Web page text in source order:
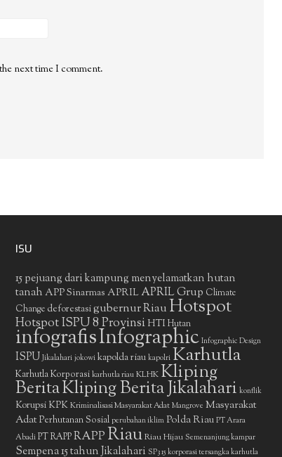
next time I comment.
ISU
15 pejuang dari kampung menyelamatkan hutan
tanah APP Sinarmas APRIL APRIL Grup Climate
Change deforestasigubernur RiauHotspot
Hotspot ISPU 8 ProvinsiHTIHutan
infografisInfographic Infographic Design
ISPU Jikalahari jokowi kapolda riau kapolri Karhutla
Karhutla Korporasi karhutla riau KLHKKliping
BeritaKliping Berita Jikalahari konflik
Korupsi KPK Kriminalisasi Masyarakat Adat Mangrove Masyarakat
AdatPerhutanan Sosial perubahan iklim Polda Riau PT Arara
Abadi PT RAPPRAPPRiauRiau Hijau Semenanjung kampar
Sempena 15 tahun Jikalahari SP3 15 korporasi tersangka karhutla